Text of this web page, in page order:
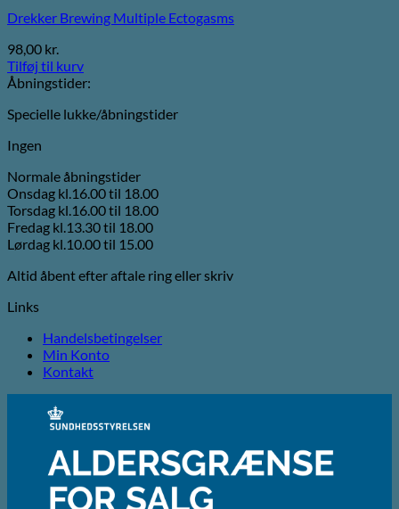
Drekker Brewing Multiple Ectogasms
98,00 kr.
Tilføj til kurv
Åbningstider:
Specielle lukke/åbningstider
Ingen
Normale åbningstider
Onsdag kl.16.00 til 18.00
Torsdag kl.16.00 til 18.00
Fredag kl.13.30 til 18.00
Lørdag kl.10.00 til 15.00
Altid åbent efter aftale ring eller skriv
Links
Handelsbetingelser
Min Konto
Kontakt